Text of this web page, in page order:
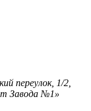
переулок, 1/2,
Завода №1»